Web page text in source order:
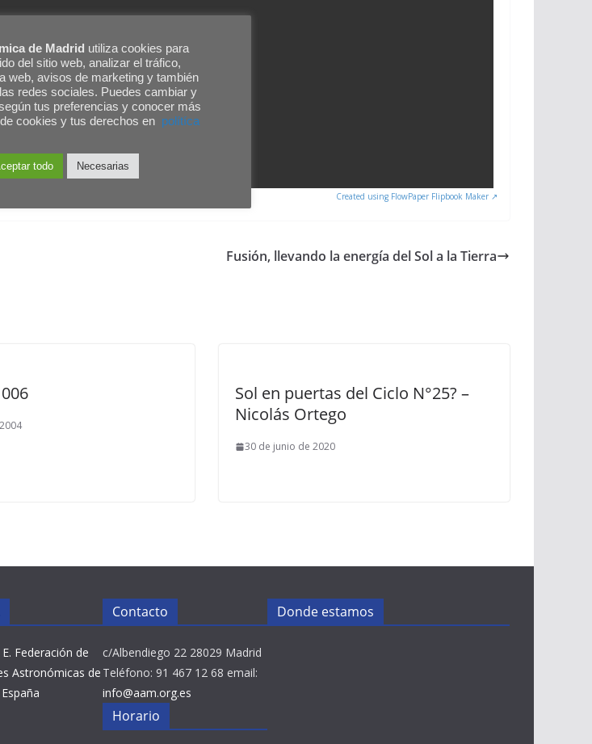
Created using FlowPaper Flipbook Maker ↗
Fusión, llevando la energía del Sol a la Tierra
Sol en puertas del Ciclo N°25? –
Nicolás Ortego
30 de junio de 2020
Federación de
Astronómicas de
España
Contacto
c/Albendiego 22 28029 Madrid
Teléfono: 91 467 12 68 email:
info@aam.org.es
Horario
Donde estamos
de Madrid utiliza cookies para
del sitio web, analizar el tráfico,
web, avisos de marketing y también
redes sociales. Puedes cambiar y
tus preferencias y conocer más
cookies y tus derechos en polítíca
todo Necesarias